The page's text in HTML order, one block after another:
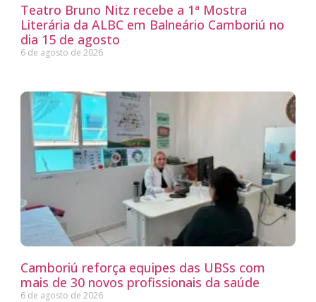
Teatro Bruno Nitz recebe a 1ª Mostra
Literária da ALBC em Balneário Camboriú no
dia 15 de agosto
6 de agosto de 2026
Camboriú reforça equipes das UBSs com
mais de 30 novos profissionais da saúde
6 de agosto de 2026